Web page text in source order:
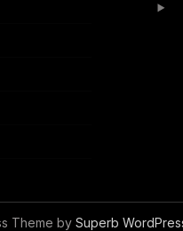
Theme by Superb